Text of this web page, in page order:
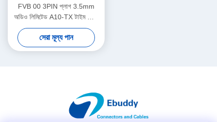
FVB 00 3PIN প্লাগ 3.5mm
অডিও লিমিটেড A10-TX টাইম কোড
ক্যাবল
সেরা মূল্য পান